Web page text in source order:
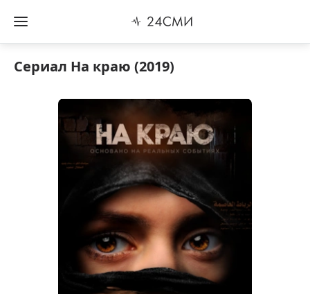
Сериал На краю (2019)